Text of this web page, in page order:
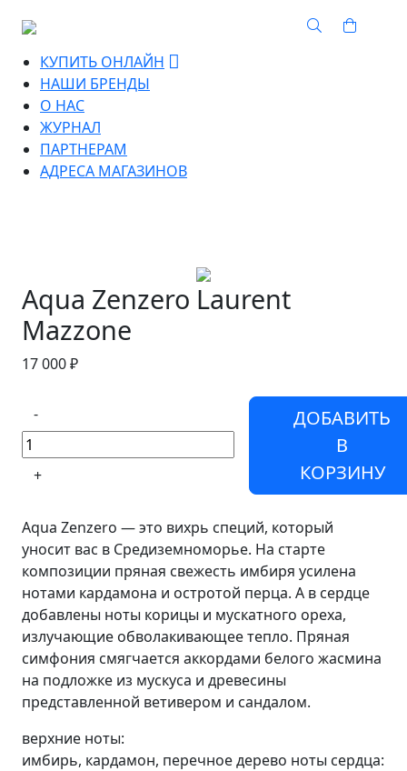
КУПИТЬ ОНЛАЙН
НАШИ БРЕНДЫ
О НАС
ЖУРНАЛ
ПАРТНЕРАМ
АДРЕСА МАГАЗИНОВ
Aqua Zenzero Laurent
Mazzone
17 000 ₽
-
+
ДОБАВИТЬ
В
КОРЗИНУ
Aqua Zenzero — это вихрь специй, который
уносит вас в Средиземноморье. На старте
композиции пряная свежесть имбиря усилена
нотами кардамона и остротой перца. А в сердце
добавлены ноты корицы и мускатного ореха,
излучающие обволакивающее тепло. Пряная
симфония смягчается аккордами белого жасмина
на подложке из мускуса и древесины
представленной ветивером и сандалом.
верхние ноты:
имбирь, кардамон, перечное дерево ноты сердца: